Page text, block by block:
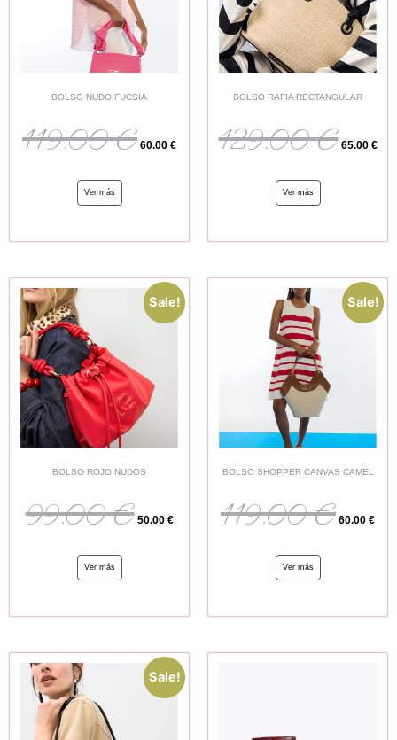
BOLSO NUDO FUCSIA
119.00€ 60.00 €
Ver más
BOLSO RAFIA RECTANGULAR
129.00€ 65.00 €
Ver más
Sale!
BOLSO ROJO NUDOS
99.00€ 50.00 €
Ver más
Sale!
BOLSO SHOPPER CANVAS CAMEL
119.00€ 60.00 €
Ver más
Sale!